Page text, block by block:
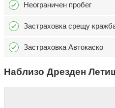
Неограничен пробег
Застраховка срещу
Застраховка Автокаско
Наблизо Дрезден